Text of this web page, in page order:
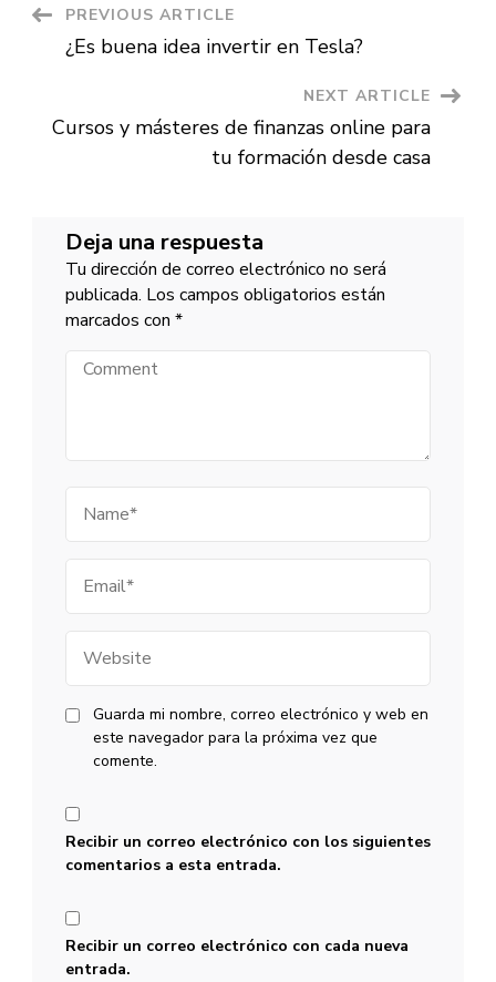
Post
Navigation
PREVIOUS ARTICLE
¿Es buena idea invertir en Tesla?
NEXT ARTICLE
Cursos y másteres de finanzas online para
tu formación desde casa
Deja una respuesta
Tu dirección de correo electrónico no será
publicada. Los campos obligatorios están
marcados con *
Comment
Guarda mi nombre, correo electrónico y web en
este navegador para la próxima vez que
comente.
Recibir un correo electrónico con los siguientes
comentarios a esta entrada.
Recibir un correo electrónico con cada nueva
entrada.